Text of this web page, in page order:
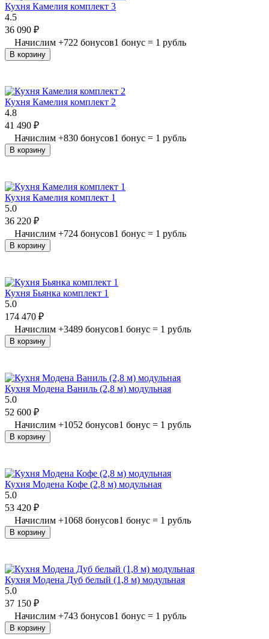
Кухня Камелия комплект 3
4.5
36 090 ₽
Начислим +722 бонусов1 бонус = 1 рубль
В корзину
Кухня Камелия комплект 2
4.8
41 490 ₽
Начислим +830 бонусов1 бонус = 1 рубль
В корзину
Кухня Камелия комплект 1
5.0
36 220 ₽
Начислим +724 бонусов1 бонус = 1 рубль
В корзину
Кухня Бьянка комплект 1
5.0
174 470 ₽
Начислим +3489 бонусов1 бонус = 1 рубль
В корзину
Кухня Модена Ваниль (2,8 м) модульная
5.0
52 600 ₽
Начислим +1052 бонусов1 бонус = 1 рубль
В корзину
Кухня Модена Кофе (2,8 м) модульная
5.0
53 420 ₽
Начислим +1068 бонусов1 бонус = 1 рубль
В корзину
Кухня Модена Дуб белый (1,8 м) модульная
5.0
37 150 ₽
Начислим +743 бонусов1 бонус = 1 рубль
В корзину